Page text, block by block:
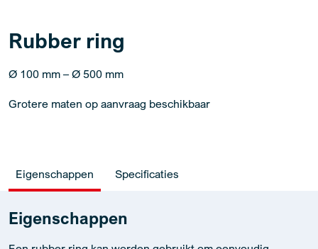
Rubber ring
Ø 100 mm – Ø 500 mm
Grotere maten op aanvraag beschikbaar
Eigenschappen Specificaties
Eigenschappen